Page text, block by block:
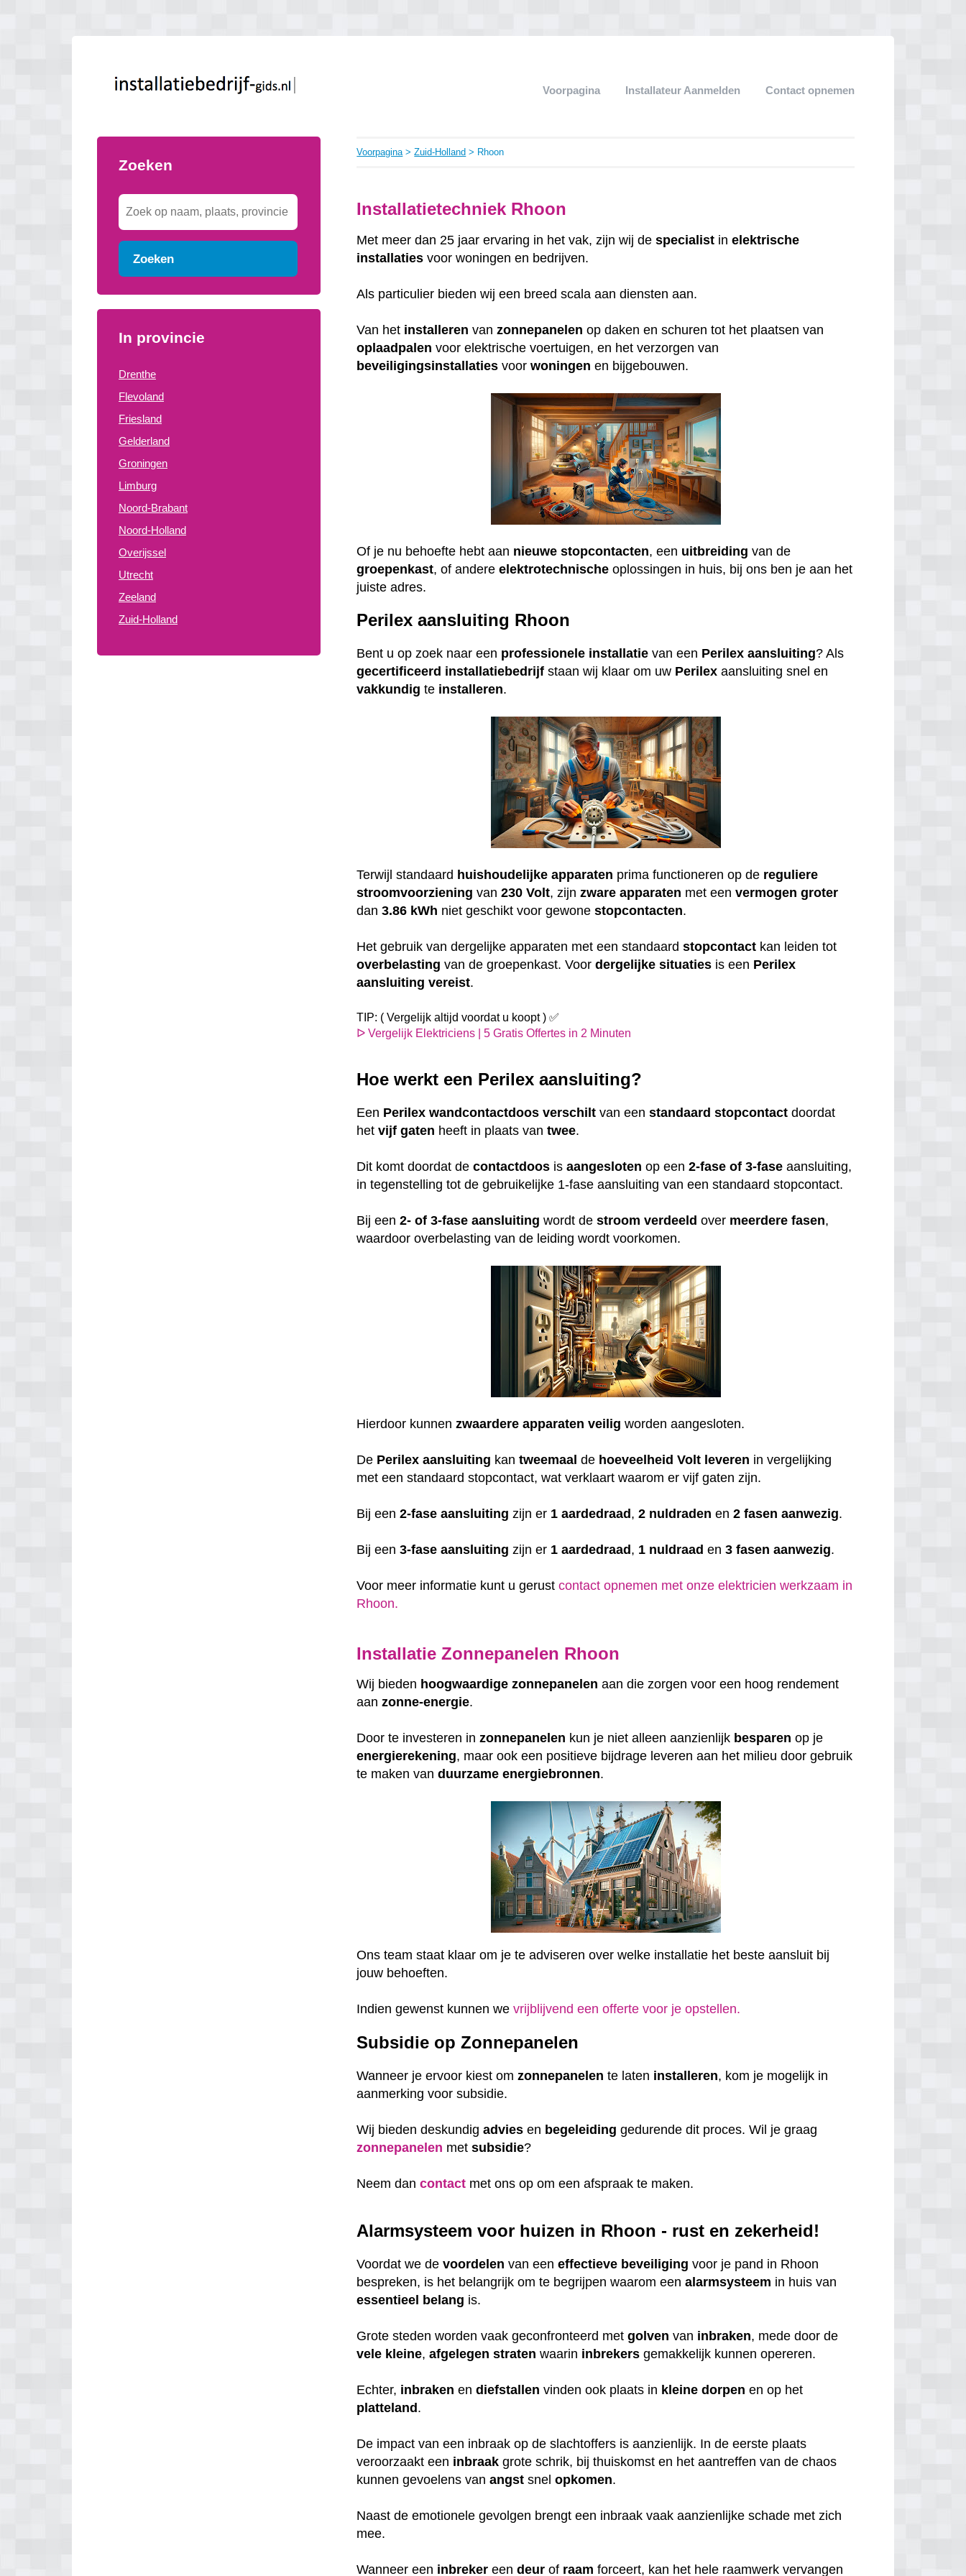
Voorpagina Installateur Aanmelden Contact opnemen
Zoeken
Zoeken
In provincie
Drenthe
Flevoland
Friesland
Gelderland
Groningen
Limburg
Noord-Brabant
Noord-Holland
Overijssel
Utrecht
Zeeland
Zuid-Holland
Voorpagina>Zuid-Holland > Rhoon
Installatietechniek Rhoon
Met meer dan 25 jaar ervaring in het vak, zijn wij despecialist inelektrische
installaties voor woningen en bedrijven.
Als particulier bieden wij een breed scala aan diensten aan.
Van het installeren vanzonnepanelen op daken en schuren tot het plaatsen van
oplaadpalen voor elektrische voertuigen, en het verzorgen van
beveiligingsinstallaties voorwoningen en bijgebouwen.
Of je nu behoefte hebt aan nieuwe stopcontacten, een uitbreiding van de
groepenkast, of andereelektrotechnische oplossingen in huis, bij ons ben je aan het
juiste adres.
Perilex aansluiting Rhoon
Bent u op zoek naar een professionele installatie van een Perilex aansluiting? Als
gecertificeerd installatiebedrijf staan wij klaar om uw Perilex aansluiting snel en
vakkundig te installeren.
Terwijl standaard huishoudelijke apparaten prima functioneren op de reguliere
stroomvoorziening van230 Volt, zijnzware apparaten met eenvermogen groter
dan3.86 kWh niet geschikt voor gewonestopcontacten.
Het gebruik van dergelijke apparaten met een standaardstopcontact kan leiden tot
overbelasting van de groepenkast. Voordergelijke situaties is een Perilex
aansluiting vereist.
TIP: ( Vergelijk altijd voordat u koopt ) ✅
ᐅ Vergelijk Elektriciens | 5 Gratis Offertes in 2 Minuten
Hoe werkt een Perilex aansluiting?
Een Perilex wandcontactdoos verschilt van eenstandaard stopcontact doordat
het vijf gaten heeft in plaats vantwee.
Dit komt doordat decontactdoos isaangesloten op een2-fase of 3-fase aansluiting,
in tegenstelling tot de gebruikelijke 1-fase aansluiting van een standaard stopcontact.
Bij een2- of 3-fase aansluiting wordt destroom verdeeld over meerdere fasen,
waardoor overbelasting van de leiding wordt voorkomen.
Hierdoor kunnenzwaardere apparaten veilig worden aangesloten.
De Perilex aansluiting kantweemaal de hoeveelheid Volt leveren in vergelijking
met een standaard stopcontact, wat verklaart waarom er vijf gaten zijn.
Bij een2-fase aansluiting zijn er 1 aardedraad,2 nuldraden en2 fasen aanwezig.
Bij een3-fase aansluiting zijn er 1 aardedraad, 1 nuldraad en3 fasen aanwezig.
Voor meer informatie kunt u gerustcontact opnemen met onze elektricien werkzaam in
Rhoon.
Installatie Zonnepanelen Rhoon
Wij bieden hoogwaardige zonnepanelen aan die zorgen voor een hoog rendement
aanzonne-energie.
Door te investeren inzonnepanelen kun je niet alleen aanzienlijk besparen op je
energierekening, maar ook een positieve bijdrage leveren aan het milieu door gebruik
te maken vanduurzame energiebronnen.
Ons team staat klaar om je te adviseren over welke installatie het beste aansluit bij
jouw behoeften.
Indien gewenst kunnen wevrijblijvend een offerte voor je opstellen.
Subsidie op Zonnepanelen
Wanneer je ervoor kiest omzonnepanelen te laten installeren, kom je mogelijk in
aanmerking voor subsidie.
Wij bieden deskundigadvies en begeleiding gedurende dit proces. Wil je graag
zonnepanelen metsubsidie?
Neem dancontact met ons op om een afspraak te maken.
Alarmsysteem voor huizen in Rhoon - rust en zekerheid!
Voordat we devoordelen van eeneffectieve beveiliging voor je pand in Rhoon
bespreken, is het belangrijk om te begrijpen waarom eenalarmsysteem in huis van
essentieel belang is.
Grote steden worden vaak geconfronteerd metgolven van inbraken, mede door de
vele kleine,afgelegen straten waarin inbrekers gemakkelijk kunnen opereren.
Echter, inbraken endiefstallen vinden ook plaats in kleine dorpen en op het
platteland.
De impact van een inbraak op de slachtoffers is aanzienlijk. In de eerste plaats
veroorzaakt een inbraak grote schrik, bij thuiskomst en het aantreffen van de chaos
kunnen gevoelens vanangst snelopkomen.
Naast de emotionele gevolgen brengt een inbraak vaak aanzienlijke schade met zich
mee.
Wanneer een inbreker eendeur of raam forceert, kan het hele raamwerk vervangen